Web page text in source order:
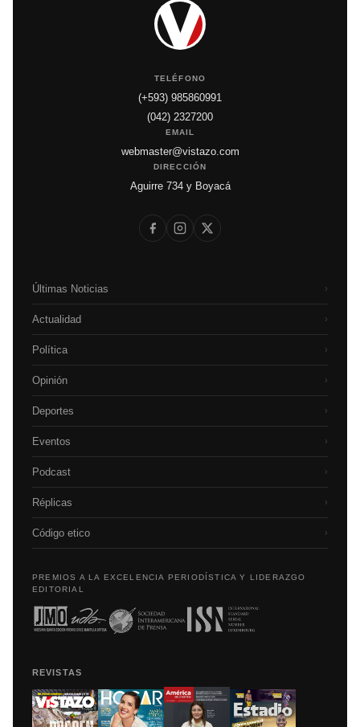
TELÉFONO
(+593) 985860991
(042) 2327200
EMAIL
webmaster@vistazo.com
DIRECCIÓN
Aguirre 734 y Boyacá
Últimas Noticias ›
Actualidad ›
Política ›
Opinión ›
Deportes ›
Eventos ›
Podcast ›
Réplicas ›
Código etico ›
PREMIOS A LA EXCELENCIA PERIODÍSTICA Y LIDERAZGO
EDITORIAL
REVISTAS